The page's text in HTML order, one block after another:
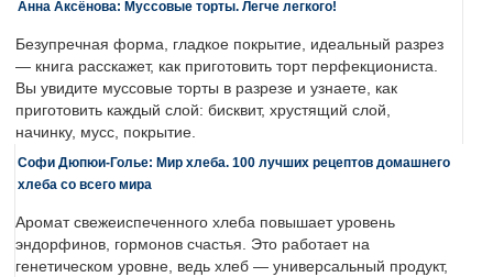
Анна Аксёнова: Муссовые торты. Легче легкого!
Безупречная форма, гладкое покрытие, идеальный разрез
— книга расскажет, как приготовить торт перфекциониста.
Вы увидите муссовые торты в разрезе и узнаете, как
приготовить каждый слой: бисквит, хрустящий слой,
начинку, мусс, покрытие.
Софи Дюпюи-Голье: Мир хлеба. 100 лучших рецептов домашнего
хлеба со всего мира
Аромат свежеиспеченного хлеба повышает уровень
эндорфинов, гормонов счастья. Это работает на
генетическом уровне, ведь хлеб — универсальный продукт,